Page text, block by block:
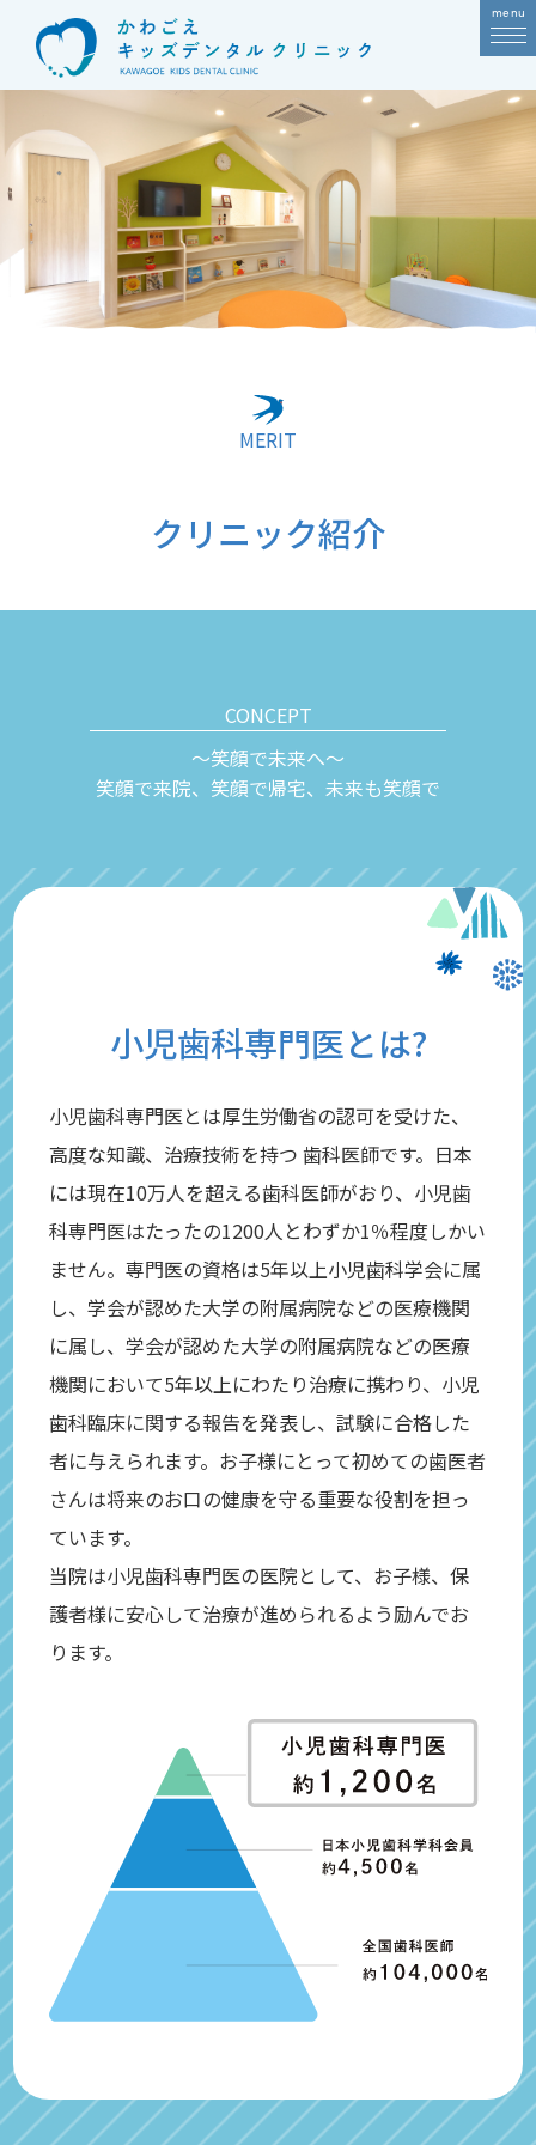
content
MERIT
クリニック紹介
CONCEPT
～笑顔で未来へ～
笑顔で来院、笑顔で帰宅、未来も笑顔で
小児歯科専門医とは?
小児歯科専門医とは厚生労働省の認可を受けた、
高度な知識、治療技術を持つ 歯科医師です。日本
には現在10万人を超える歯科医師がおり、小児歯
科専門医はたったの1200人とわずか1％程度しかい
ません。専門医の資格は5年以上小児歯科学会に属
し、学会が認めた大学の附属病院などの医療機関
に属し、学会が認めた大学の附属病院などの医療
機関において5年以上にわたり治療に携わり、小児
歯科臨床に関する報告を発表し、試験に合格した
者に与えられます。お子様にとって初めての歯医者
さんは将来のお口の健康を守る重要な役割を担っ
ています。
当院は小児歯科専門医の医院として、お子様、保
護者様に安心して治療が進められるよう励んでお
ります。